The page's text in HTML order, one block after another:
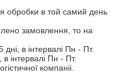
обробки в той самий день
замовлення, то на
в інтервалі Пн - Пт.
в інтервалі Пн - Пт.
компаніі.